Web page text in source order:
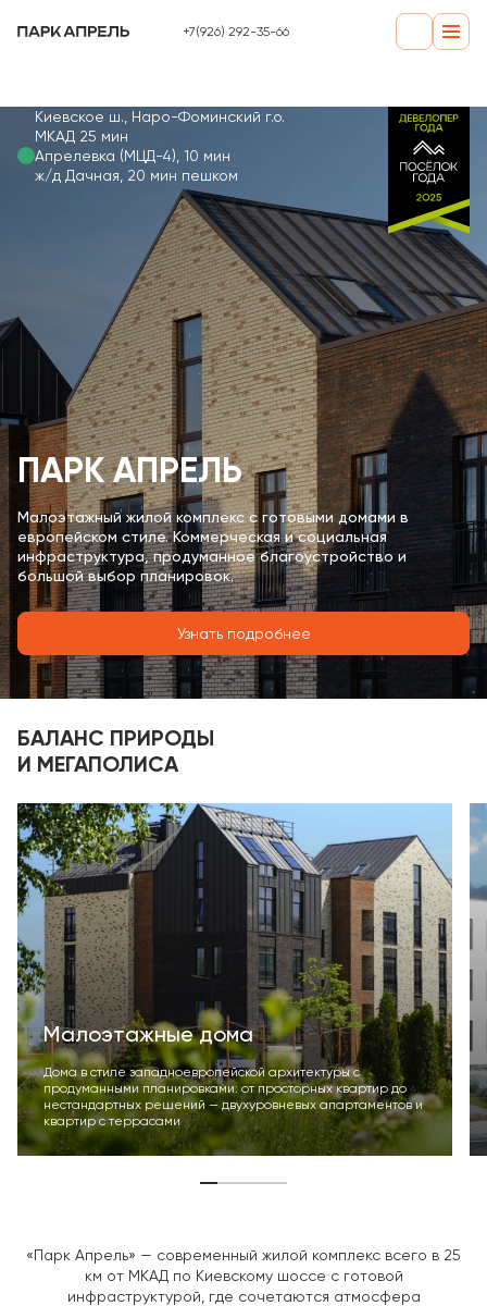
+7(926) 292-35-66
Киевское ш., Наро-Фоминский г.о.
МКАД 25 мин
Апрелевка (МЦД-4), 10 мин
ж/д Дачная, 20 мин пешком
ПАРК АПРЕЛЬ
Малоэтажный жилой комплекс с готовыми домами в
европейском стиле. Коммерческая и социальная
инфраструктура, продуманное благоустройство и
большой выбор планировок.
Узнать подробнее
БАЛАНС ПРИРОДЫ
И МЕГАПОЛИСА
Малоэтажные дома
Дома в стиле западноевропейской архитектуры с
продуманными планировками: от просторных квартир до
нестандартных решений — двухуровневых апартаментов и
квартир с террасами
«Парк Апрель» — современный жилой комплекс всего в 25
км от МКАД по Киевскому шоссе с готовой
инфраструктурой, где сочетаются атмосфера